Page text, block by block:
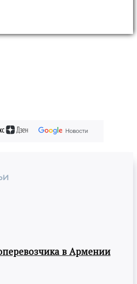
в Армении